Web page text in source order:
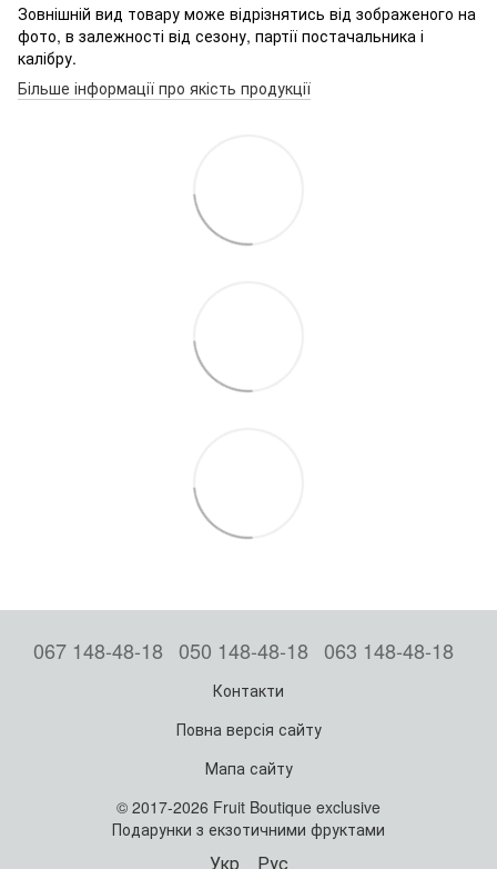
Зовнішній вид товару може відрізнятись від зображеного на
фото, в залежності від сезону, партії постачальника і
калібру.
Більше інформації про якість продукції
067 148-48-18 050 148-48-18 063 148-48-18
Контакти
Повна версія сайту
Мапа сайту
© 2017-2026 Fruit Boutique exclusive
Подарунки з екзотичними фруктами
Укр Рус